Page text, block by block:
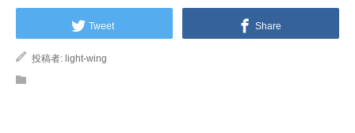
Tweet Share
投稿者: light-wing